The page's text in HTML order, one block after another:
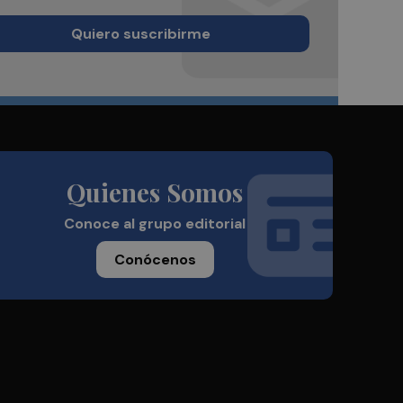
Quiero suscribirme
Quienes Somos
Conoce al grupo editorial
Conócenos